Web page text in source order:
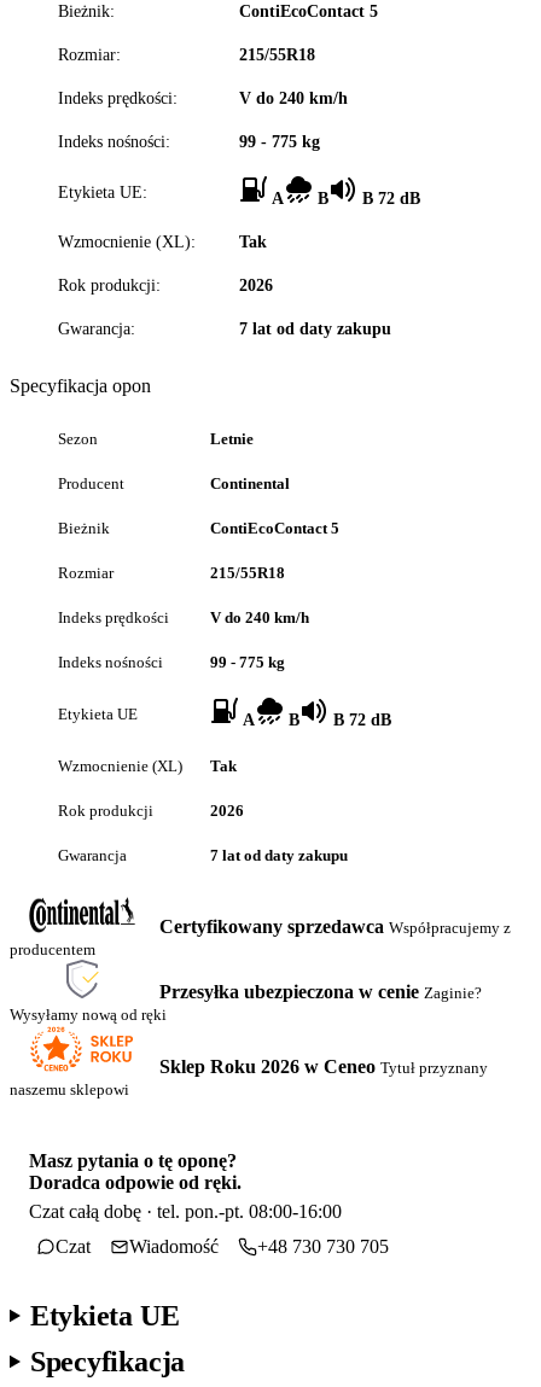
Bieżnik: ContiEcoContact 5
Rozmiar: 215/55R18
Indeks prędkości: V do 240 km/h
Indeks nośności: 99 - 775 kg
Etykieta UE: A B B 72 dB
Wzmocnienie (XL): Tak
Rok produkcji: 2026
Gwarancja: 7 lat od daty zakupu
Specyfikacja opon
Sezon Letnie
Producent Continental
Bieżnik ContiEcoContact 5
Rozmiar 215/55R18
Indeks prędkości V do 240 km/h
Indeks nośności 99 - 775 kg
Etykieta UE A B B 72 dB
Wzmocnienie (XL) Tak
Rok produkcji 2026
Gwarancja 7 lat od daty zakupu
Certyfikowany sprzedawca Współpracujemy z
producentem
Przesyłka ubezpieczona w cenie Zaginie?
Wysyłamy nową od ręki
Sklep Roku 2026 w Ceneo Tytuł przyznany
naszemu sklepowi
Masz pytania o tę oponę?
Doradca odpowie od ręki.
Czat całą dobę · tel. pon.-pt. 08:00-16:00
Czat
Wiadomość +48 730 730 705
Etykieta UE
Specyfikacja